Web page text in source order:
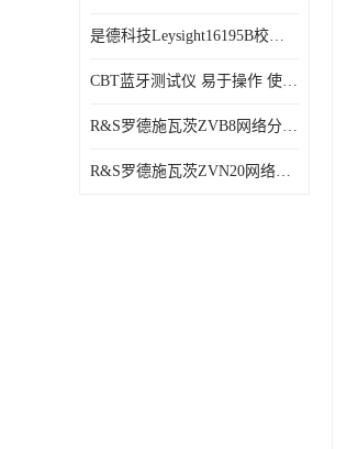
是德科技Leysight16195B校准件 可靠性高 精度高
CBT蓝牙测试仪 易于操作 使用寿命较长
R&S罗德施瓦茨ZVB8网络分析仪 可视化分析 多功能性
R&S罗德施瓦茨ZVN20网络分析仪 性能稳定 提高网络性能